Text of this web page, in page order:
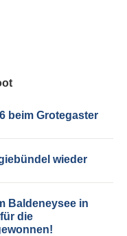
beim Grotegaster
wieder
Baldeneysee in
die